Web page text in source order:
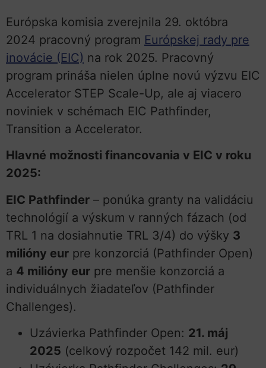
Európska komisia zverejnila 29. októbra
2024 pracovný program Európskej rady pre
inovácie (EIC) na rok 2025. Pracovný
program prináša nielen úplne novú výzvu EIC
Accelerator STEP Scale-Up, ale aj viacero
noviniek v schémach EIC Pathfinder,
Transition a Accelerator.
Hlavné možnosti financovania v EIC v roku
2025:
EIC Pathfinder – ponúka granty na validáciu
technológií a výskum v ranných fázach (od
TRL 1 na dosiahnutie TRL 3/4) do výšky 3
milióny eur pre konzorciá (Pathfinder Open)
a 4 milióny eur pre menšie konzorciá a
individuálnych žiadateľov (Pathfinder
Challenges).
Uzávierka Pathfinder Open: 21. máj
2025 (celkový rozpočet 142 mil. eur)